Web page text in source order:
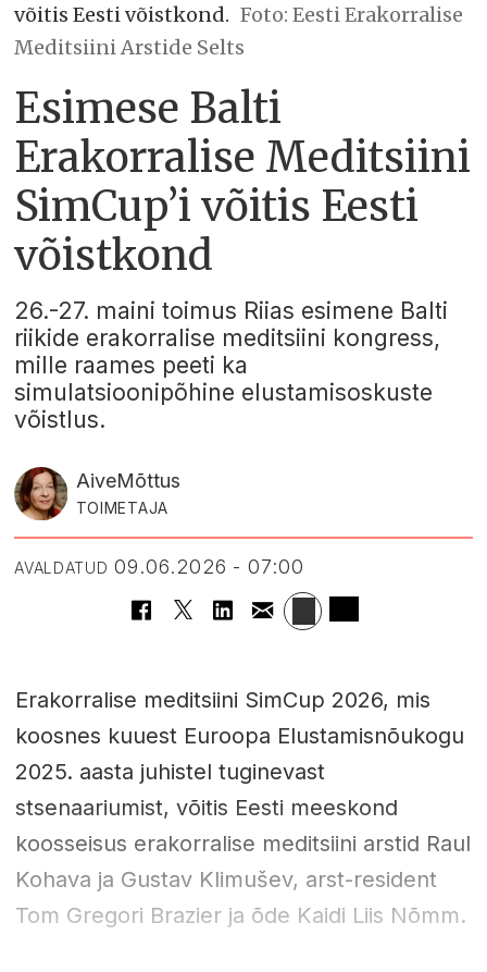
võitis Eesti võistkond. Foto: Eesti Erakorralise
Meditsiini Arstide Selts
Esimese Balti
Erakorralise Meditsiini
SimCup’i võitis Eesti
võistkond
26.-27. maini toimus Riias esimene Balti
riikide erakorralise meditsiini kongress,
mille raames peeti ka
simulatsioonipõhine elustamisoskuste
võistlus.
AiveMõttus
TOIMETAJA
AVALDATUD 09.06.2026 - 07:00
Erakorralise meditsiini SimCup 2026, mis
koosnes kuuest Euroopa Elustamisnõukogu
2025. aasta juhistel tuginevast
stsenaariumist, võitis Eesti meeskond
koosseisus erakorralise meditsiini arstid Raul
Kohava ja Gustav Klimušev, arst-resident
Tom Gregori Brazier ja õde Kaidi Liis Nõmm.